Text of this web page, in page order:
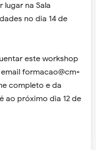
lugar na Sala
no dia 14 de
este workshop
formacao@cm-
completo e da
ao próximo dia 12 de